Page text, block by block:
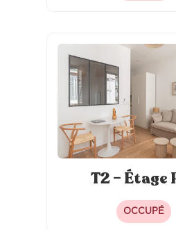
T2 – Étage
OCCUPÉ